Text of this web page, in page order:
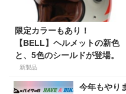
限定カラーもあり！
【BELL】ヘルメットの新色
と、5色のシールドが登場。
新製品
今年もやり